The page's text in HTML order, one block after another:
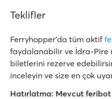
Teklifler
Ferryhopper'da tüm aktif
faydalanabilir ve İdra-Pire
biletlerini rezerve
inceleyin ve size en çok
Hatırlatma: Mevcut